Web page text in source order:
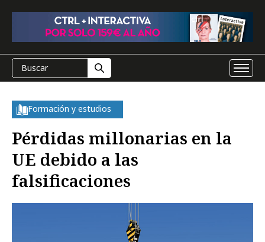
Formación y estudios
Pérdidas millonarias en la
UE debido a las
falsificaciones